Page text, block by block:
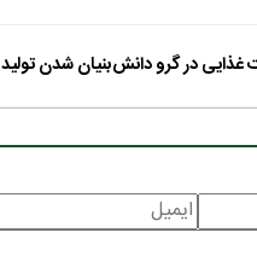
در گرو دانش‌بنیان شدن تولید